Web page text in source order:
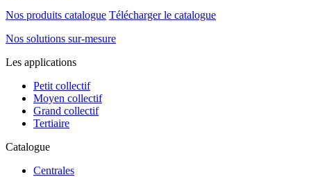
Nos produits catalogue Télécharger le catalogue
Nos solutions sur-mesure
Les applications
Petit collectif
Moyen collectif
Grand collectif
Tertiaire
Catalogue
Centrales